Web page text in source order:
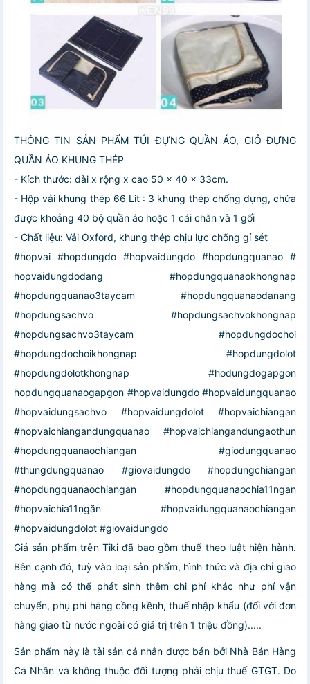
THÔNG TIN SẢN PHẨM TÚI ĐỰNG QUẦN ÁO, GIỎ ĐỰNG
QUẦN ÁO KHUNG THÉP
- Kích thước: dài x rộng x cao 50 x 40 x 33cm.
- Hộp vải khung thép 66 Lit : 3 khung thép chống dựng, chứa
được khoảng 40 bộ quần áo hoặc 1 cái chăn và 1 gối
- Chất liệu: Vải Oxford, khung thép chịu lực chống gỉ sét
#hopvai #hopdungdo #hopvaidungdo #hopdungquanao #
hopvaidungdodang #hopdungquanaokhongnap
#hopdungquanao3taycam #hopdungquanaodanang
#hopdungsachvo #hopdungsachvokhongnap
#hopdungsachvo3taycam #hopdungdochoi
#hopdungdochoikhongnap #hopdungdolot
#hopdungdolotkhongnap #hodungdogapgon
hopdungquanaogapgon #hopvaidungdo #hopvaidungquanao
#hopvaidungsachvo #hopvaidungdolot #hopvaichiangan
#hopvaichiangandungquanao #hopvaichiangandungaothun
#hopdungquanaochiangan #giodungquanao
#thungdungquanao #giovaidungdo #hopdungchiangan
#hopdungquanaochiangan #hopdungquanaochia11ngan
#hopvaichia11ngăn #hopvaidungquanaochiangan
#hopvaidungdolot #giovaidungdo
Giá sản phẩm trên Tiki đã bao gồm thuế theo luật hiện hành.
Bên cạnh đó, tuỳ vào loại sản phẩm, hình thức và địa chỉ giao
hàng mà có thể phát sinh thêm chi phí khác như phí vận
chuyển, phụ phí hàng cồng kềnh, thuế nhập khẩu (đối với đơn
hàng giao từ nước ngoài có giá trị trên 1 triệu đồng).....
Sản phẩm này là tài sản cá nhân được bán bởi Nhà Bán Hàng
Cá Nhân và không thuộc đối tượng phải chịu thuế GTGT. Do